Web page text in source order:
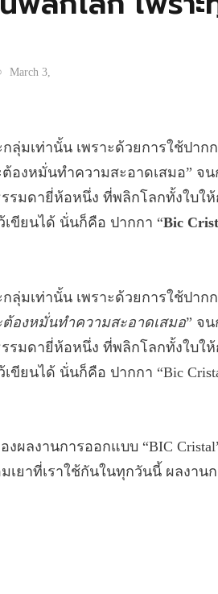
March 3,
ลุ่มเท่านั้น เพราะด้วยการใช้ปา
องหมั่นทำความสะอาดเสมอ” จ
รมดายี่ห้อหนึ่ง ที่พลิกโลกทั้งใบให้
ขียนได้ นั่นก็คือ ปากกา “Bic
ลุ่มเท่านั้น เพราะด้วยการใช้ปา
องหมั่นทำความสะอาดเสมอ” จ
รมดายี่ห้อหนึ่ง ที่พลิกโลกทั้งใบให้
ยนได้ นั่นก็คือ ปากกา “Bic
งผลงานการออกแบบ “BIC
เยาที่เราใช้กันในทุกวันนี้ ผลงาน